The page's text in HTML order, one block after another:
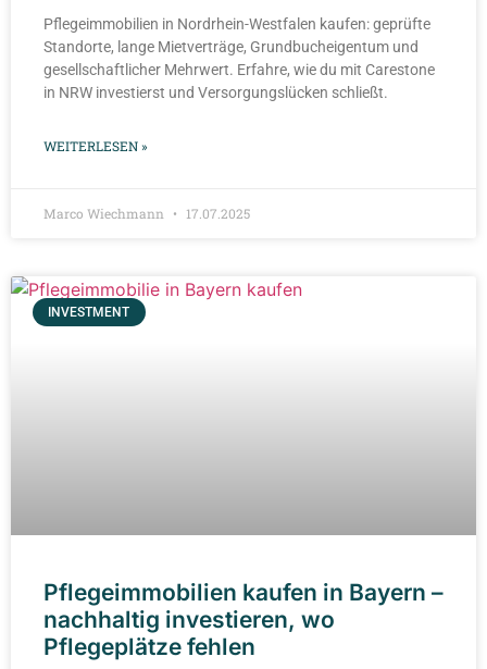
Pflegeimmobilien in Nordrhein-Westfalen kaufen: geprüfte
Standorte, lange Mietverträge, Grundbucheigentum und
gesellschaftlicher Mehrwert. Erfahre, wie du mit Carestone
in NRW investierst und Versorgungslücken schließt.
WEITERLESEN »
Marco Wiechmann 17.07.2025
INVESTMENT
Pflegeimmobilien kaufen in Bayern –
nachhaltig investieren, wo
Pflegeplätze fehlen